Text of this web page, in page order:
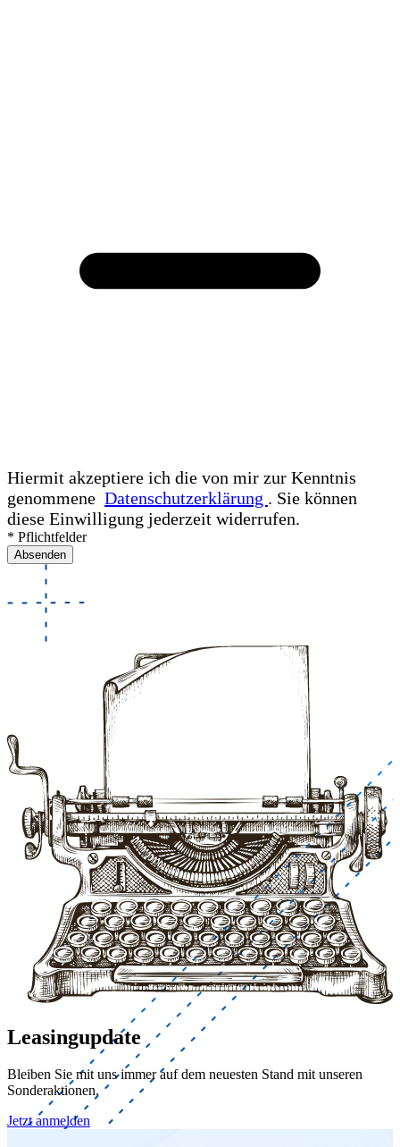
Hiermit akzeptiere ich die von mir zur Kenntnis
genommene Datenschutzerklärung . Sie können
diese Einwilligung jederzeit widerrufen.
* Pflichtfelder
Absenden
Leasingupdate
Bleiben Sie mit uns immer auf dem neuesten Stand mit unseren
Sonderaktionen.
Jetzt anmelden